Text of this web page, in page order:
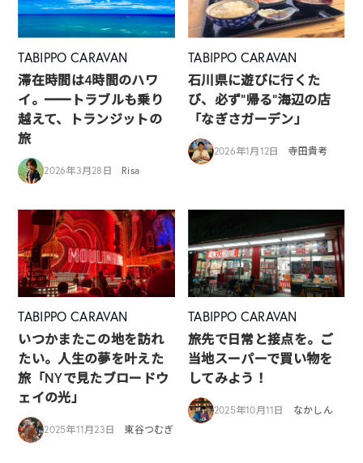
TABIPPO CARAVAN
滞在時間は4時間のハワ
イ。━━トラブルも乗り
越えて、トランジットの
旅
2026年3月28日 Risa
TABIPPO CARAVAN
石川県に遊びに行くた
び、必ず”帰る”海辺の店
「なぎさガーデン」
2026年1月12日 寺田貴考
TABIPPO CARAVAN
いつかまたこの地を訪れ
たい。人生の夢を叶えた
旅「NYで見たブロードウ
ェイの光」
2025年11月23日 東谷つむぎ
TABIPPO CARAVAN
旅先で日常と接点を。ご
当地スーパーで買い物を
してみよう！
2025年10月11日 なかしん